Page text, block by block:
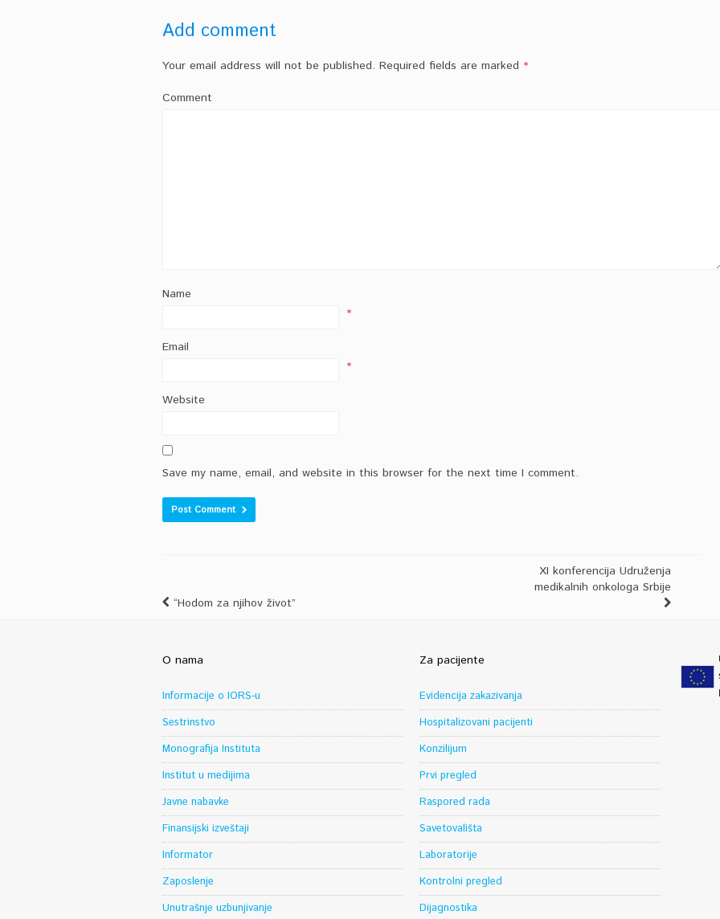
Add comment
Your email address will not be published. Required fields are marked *
Comment
Name
*
Email
*
Website
Save my name, email, and website in this browser for the next time I comment.
“Hodom za njihov život”
XI konferencija Udruženja
medikalnih onkologa Srbije
O nama
Informacije o IORS-u
Sestrinstvo
Monografija Instituta
Institut u medijima
Javne nabavke
Finansijski izveštaji
Informator
Zaposlenje
Unutrašnje uzbunjivanje
Za pacijente
Evidencija zakazivanja
Hospitalizovani pacijenti
Konzilijum
Prvi pregled
Raspored rada
Savetovališta
Laboratorije
Kontrolni pregled
Dijagnostika